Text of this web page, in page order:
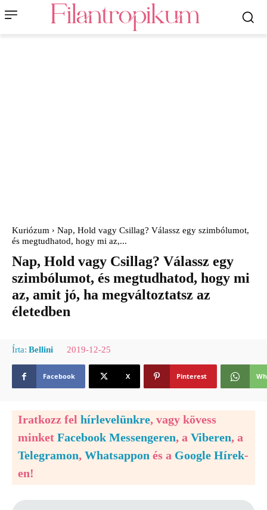
Kuriózum
Nap, Hold vagy Csillag? Válassz egy szimbólumot,
és megtudhatod, hogy mi az,...
Nap, Hold vagy Csillag? Válassz egy
szimbólumot, és megtudhatod, hogy mi
az, amit jó, ha megváltoztatsz az
életedben
Írta: Bellini 2019-12-25
Facebook X Pinterest
Iratkozz fel hírlevelünkre, vagy kövess
minket Facebook Messengeren, a Viberen, a
Telegramon, Whatsappon és a Google Hírek-
en!